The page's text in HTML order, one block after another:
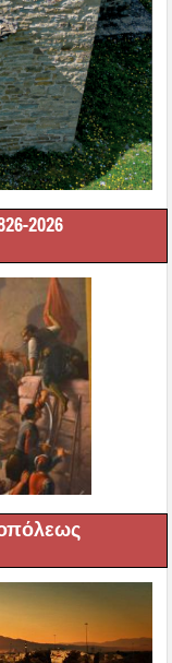
2026